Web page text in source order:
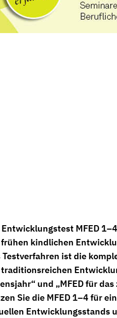
Entwicklungstest MFED
kindlichen
Testverfahren ist die
und „MFED für
Sie die MFED 1–4 für
Entwicklungsstands